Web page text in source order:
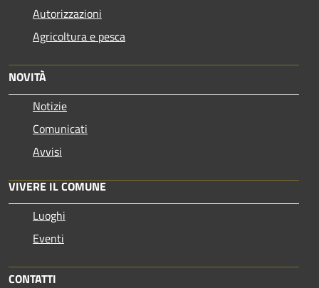
Autorizzazioni
Agricoltura e pesca
NOVITÀ
Notizie
Comunicati
Avvisi
VIVERE IL COMUNE
Luoghi
Eventi
CONTATTI